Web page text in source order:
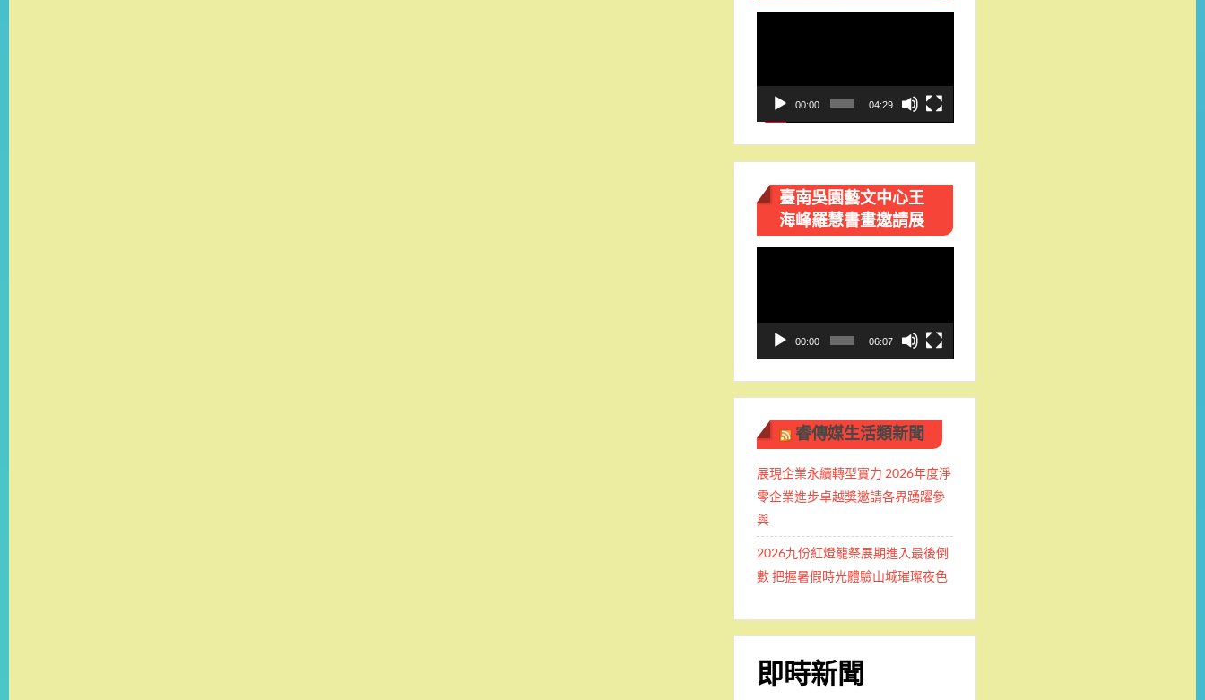
放
00:00 04:29
臺南吳園藝文中心王
海峰羅慧書畫邀請展
00:00 06:07
睿傳媒生活類新聞
展現企業永續轉型實力 2026年度淨
零企業進步卓越獎邀請各界踴躍參
與
2026九份紅燈籠祭展期進入最後倒
數 把握暑假時光體驗山城璀璨夜色
即時新聞